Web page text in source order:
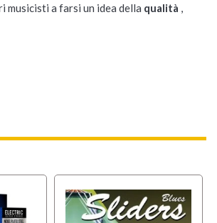
musicisti a farsi un idea della qualità ,